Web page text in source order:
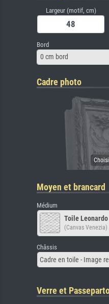
Largeur (motif, cm)
Bord
0 cm bord
Cadre photo
Moyen et brancard
Médium
Toile
(Canvas Venezia)
Châssis
Cadre en toile - Image
Verre et